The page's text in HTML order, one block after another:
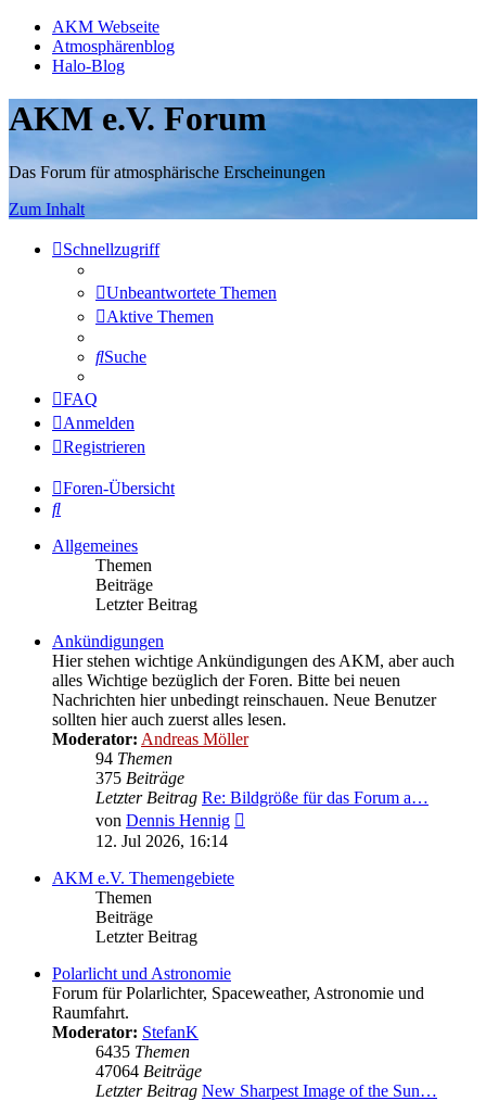
AKM Webseite
Atmosphärenblog
Halo-Blog
AKM e.V. Forum
Das Forum für atmosphärische Erscheinungen
Zum Inhalt
Schnellzugriff
Unbeantwortete Themen
Aktive Themen
Suche
FAQ
Anmelden
Registrieren
Foren-Übersicht
Suche
Allgemeines
Themen
Beiträge
Letzter Beitrag
Ankündigungen
Hier stehen wichtige Ankündigungen des AKM, aber auch
alles Wichtige bezüglich der Foren. Bitte bei neuen
Nachrichten hier unbedingt reinschauen. Neue Benutzer
sollten hier auch zuerst alles lesen.
Moderator: Andreas Möller
94 Themen
375 Beiträge
Letzter Beitrag Re: Bildgröße für das Forum a…
von Dennis Hennig
12. Jul 2026, 16:14
AKM e.V. Themengebiete
Themen
Beiträge
Letzter Beitrag
Polarlicht und Astronomie
Forum für Polarlichter, Spaceweather, Astronomie und
Raumfahrt.
Moderator: StefanK
6435 Themen
47064 Beiträge
Letzter Beitrag New Sharpest Image of the Sun…